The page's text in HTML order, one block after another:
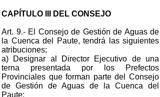
CAPÍTULO III DEL CONSEJO
Art. 9.- El Consejo de Gestión de Aguas de
la Cuenca del Paute, tendrá las siguientes
atribuciones;
a) Designar al Director Ejecutivo de una
terna presentada por los Prefectos
Provinciales que forman parte del Consejo
de Gestión de Aguas de la Cuenca del
Paute: